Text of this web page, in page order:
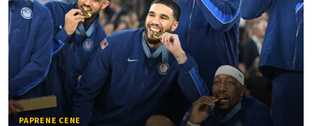
PAPRENE CENE